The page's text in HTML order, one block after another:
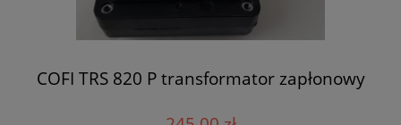
COFI TRS 820 P transformator zapłonowy